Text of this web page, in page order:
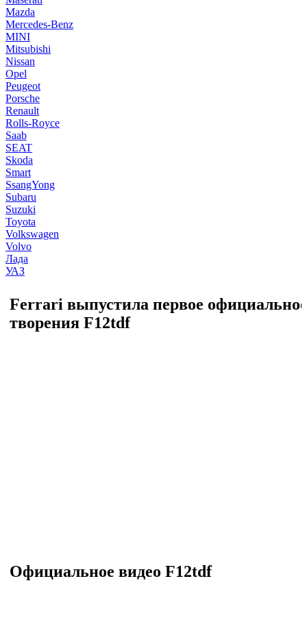
Mazda
Mercedes-Benz
MINI
Mitsubishi
Nissan
Opel
Peugeot
Porsche
Renault
Rolls-Royce
Saab
SEAT
Skoda
Smart
SsangYong
Subaru
Suzuki
Toyota
Volkswagen
Volvo
Лада
УАЗ
Ferrari выпустила первое официальное
творения F12tdf
Официальное видео F12tdf